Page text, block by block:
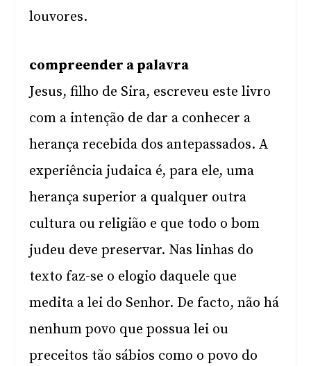
louvores.
compreender a palavra
Jesus, filho de Sira, escreveu este livro
com a intenção de dar a conhecer a
herança recebida dos antepassados. A
experiência judaica é, para ele, uma
herança superior a qualquer outra
cultura ou religião e que todo o bom
judeu deve preservar. Nas linhas do
texto faz-se o elogio daquele que
medita a lei do Senhor. De facto, não há
nenhum povo que possua lei ou
preceitos tão sábios como o povo do